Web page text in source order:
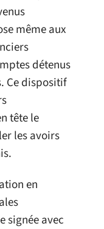
même aux
détenus
Ce dispositif
tête le
les avoirs
en
signée avec